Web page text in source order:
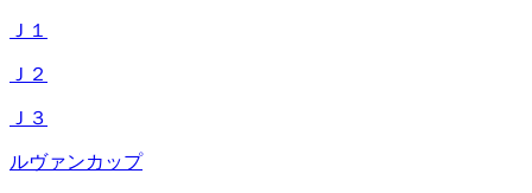
Ｊ１
Ｊ２
Ｊ３
ルヴァンカップ